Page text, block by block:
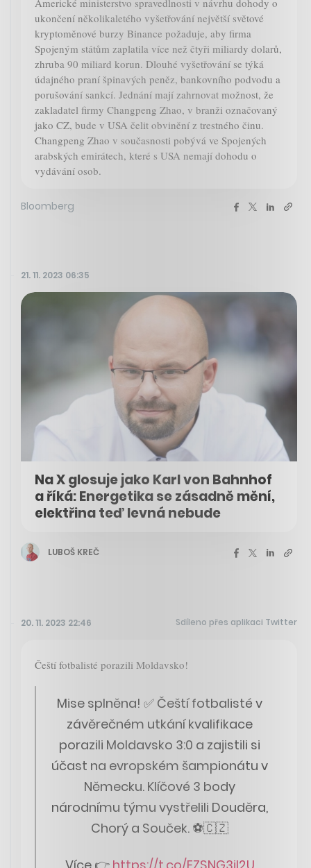
ukončení několikaletého vyšetřování největší světové
kryptoměnové burzy Binance požaduje, aby firma
Spojeným státům zaplatila více než čtyři miliardy dolarů,
zhruba 90 miliard korun. Dlouhé vyšetřování se týká
údajného praní špinavých peněz, bankovního podvodu a
porušování sankcí. Jednání mají zahrnovat možnost, že
zakladatel firmy Changpeng Zhao, v branži označovaný
jako CZ, bude v USA čelit obvinění z trestného činu.
Changpeng Zhao v současnosti pobývá ve Spojených
arabských emirátech, které s USA nemají dohodu o
vydávání osob.
Bloomberg
21. 11. 2023 06:35
Na X glosuje jako Karl von Bahnhof
a říká: Energetika se zásadně mění,
elektřina teď levná nebude
LUBOŠ KREČ
20. 11. 2023 22:46 Sdíleno přes aplikaci Twitter
Čeští fotbalisté porazili Moldavsko!
Mise splněna! ✅ Čeští fotbalisté v
závěrečném utkání kvalifikace
porazili Moldavsko 3:0 a zajistili si
účast na evropském šampionátu v
Německu. Klíčové 3 body
národnímu týmu vystřelili Douděra,
Chorý a Souček. ⚽️🇨🇿